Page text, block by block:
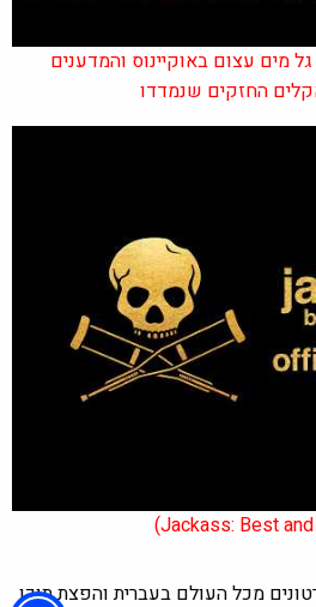
מזהה גל מים עצום באוקיינוס והמדענים
החזקים שנמדדו
סרטונים מכל העולם בעברית והפצת תוכן